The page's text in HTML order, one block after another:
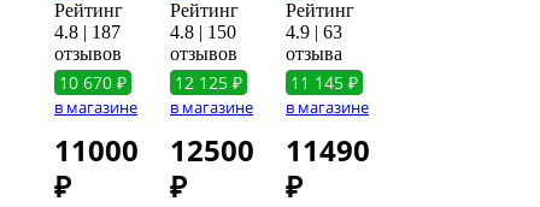
4.8 | 187
отзывов
10 670 ₽
в магазине
11000
₽
2
дюйма
4.8 | 150
отзывов
12 125 ₽
в магазине
12500
₽
Practic
2
дюйма,
37 л
4.9 | 63
отзыва
11 145 ₽
в магазине
11490
₽